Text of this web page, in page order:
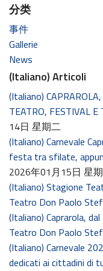
分类
事件
Gallerie
News
(Italiano) Articoli
(Italiano)
TEATRO, FESTIVAL
14日 星期二
(Italiano) Carnevale
festa tra sfilate,
2026年01月15日 星
(Italiano) Stagione
Teatro Don Paolo
(Italiano) Caprarola,
Teatro Don Paolo
(Italiano) Carnevale
dedicati ai cittadini di